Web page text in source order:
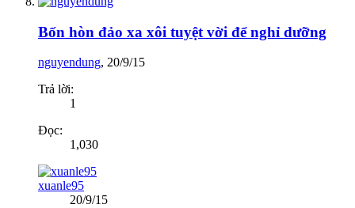
Bốn hòn đảo xa xôi tuyệt vời để nghỉ dưỡng
nguyendung, 20/9/15
Trả lời:
1
Đọc:
1,030
xuanle95
20/9/15